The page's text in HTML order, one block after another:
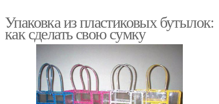
Упаковка из пластиковых бутылок:
как сделать свою сумку